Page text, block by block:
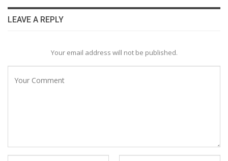
LEAVE A REPLY
Your email address will not be published.